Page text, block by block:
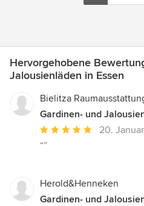
Hervorgehobene
Jalousienläden in Essen
Bielitza
Gardinen- und
Durchschnittliche
Bewertung:
5
Sternen
20.
“”
Herold&Henneken
Gardinen- und